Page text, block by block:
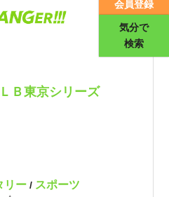
会員登録
気分で
検索
Ｂ東京シリーズ
リー/ スポーツ